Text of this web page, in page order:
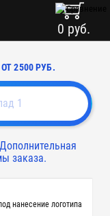
2500 РУБ.
0 руб.
заказа.
нанесение логотипа